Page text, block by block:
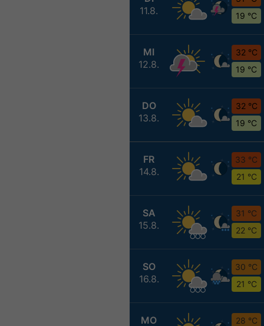
11.8.
19 °C
MI
12.8.
32 °C
19 °C
DO
13.8.
32 °C
19 °C
FR
14.8.
33 °C
21 °C
SA
15.8.
31 °C
22 °C
SO
16.8.
30 °C
21 °C
MO
28 °C